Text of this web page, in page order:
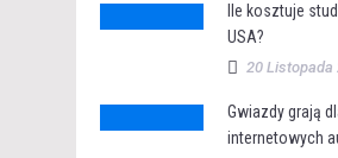
Ile kosztuje
USA?
20 Listopada
Gwiazdy grają
internetowych